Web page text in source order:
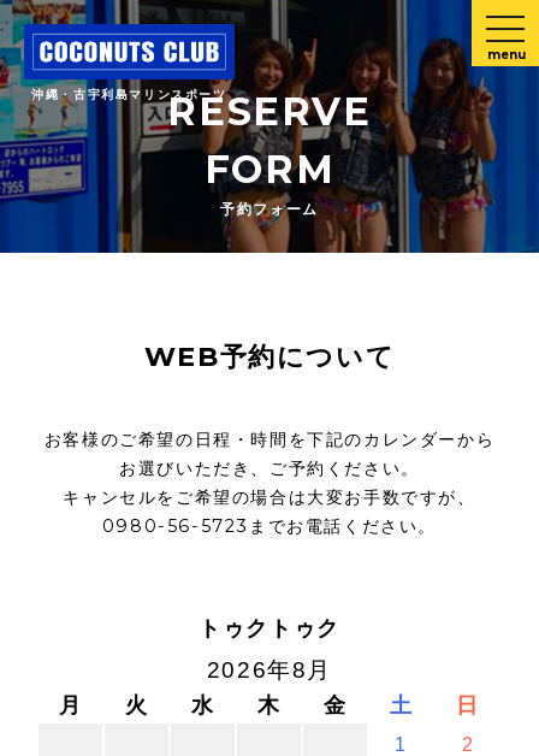
沖縄・古宇利島マリンスポーツ
menu
RESERVE
FORM
予約フォーム
WEB予約について
お客様のご希望の日程・時間を下記のカレンダーから
お選びいただき、ご予約ください。
キャンセルをご希望の場合は大変お手数ですが、
0980-56-5723までお電話ください。
トゥクトゥク
2026年8月
月 火 水 木 金 土 日
1 2